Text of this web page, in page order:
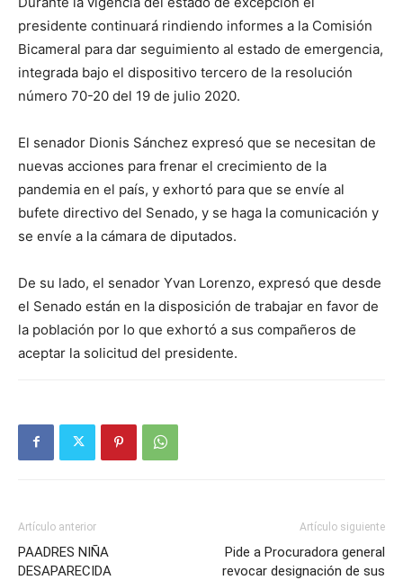
presidente continuará rindiendo informes a la Comisión
Bicameral para dar seguimiento al estado de emergencia,
integrada bajo el dispositivo tercero de la resolución
número 70-20 del 19 de julio 2020.
El senador Dionis Sánchez expresó que se necesitan de
nuevas acciones para frenar el crecimiento de la
pandemia en el país, y exhortó para que se envíe al
bufete directivo del Senado, y se haga la comunicación y
se envíe a la cámara de diputados.
De su lado, el senador Yvan Lorenzo, expresó que desde
el Senado están en la disposición de trabajar en favor de
la población por lo que exhortó a sus compañeros de
aceptar la solicitud del presidente.
Artículo anterior
PAADRES NIÑA
DESAPARECIDA
Artículo siguiente
Pide a Procuradora general
revocar designación de sus